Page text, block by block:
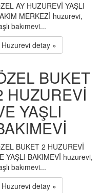
AY HUZUREVİ YAŞLI
MERKEZİ huzurevi,
bakımevi...
Huzurevi detay »
BUKET
HUZUREVİ
YAŞLI
BUKET 2 HUZUREVİ
YAŞLI BAKIMEVİ huzurevi,
bakımevi...
Huzurevi detay »